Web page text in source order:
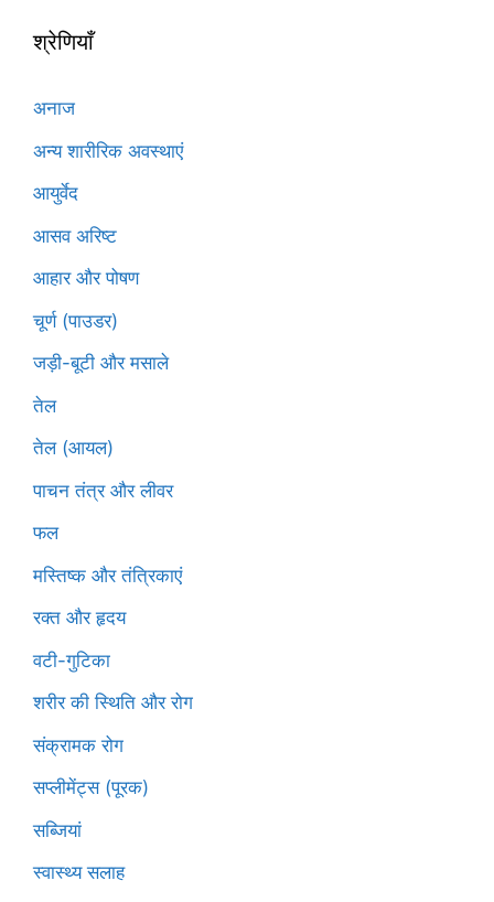
श्रेणियाँ
अनाज
अन्य शारीरिक अवस्थाएं
आयुर्वेद
आसव अरिष्ट
आहार और पोषण
चूर्ण (पाउडर)
जड़ी-बूटी और मसाले
तेल
तेल (आयल)
पाचन तंत्र और लीवर
फल
मस्तिष्क और तंत्रिकाएं
रक्त और हृदय
वटी-गुटिका
शरीर की स्थिति और रोग
संक्रामक रोग
सप्लीमेंट्स (पूरक)
सब्जियां
स्वास्थ्य सलाह